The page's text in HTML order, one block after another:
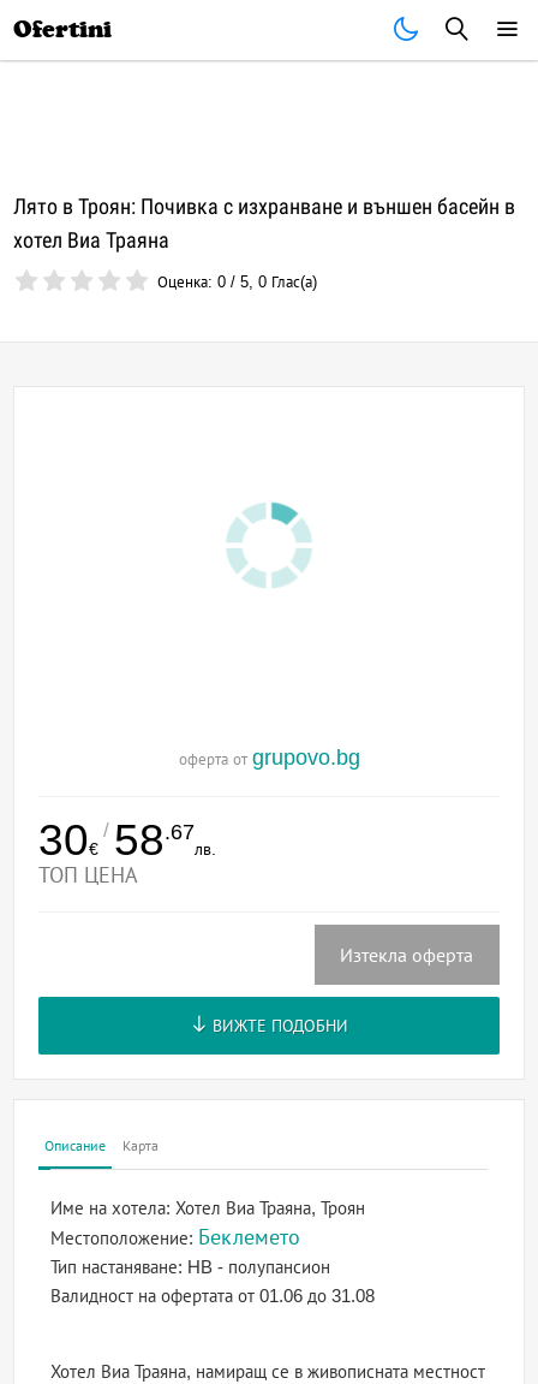
Ofertini
Лято в Троян: Почивка с изхранване и външен басейн в
хотел Виа Траяна
Оценка:0 /5,0 Глас(а)
оферта от grupovo.bg
30€
/ 58.67
лв.
ТОП ЦЕНА
Изтекла оферта
ВИЖТЕ ПОДОБНИ
Описание Карта
Име на хотела: Хотел Виа Траяна, Троян
Местоположение: Беклемето
Тип настаняване: HB - полупансион
Валидност на офертатаот 01.06 до 31.08
Хотел Виа Траяна, намиращ се в живописната местност